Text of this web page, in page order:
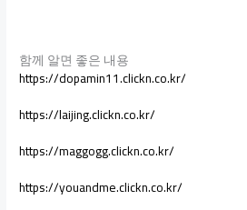
함께 알면 좋은 내용
https://dopamin11.clickn.co.kr/
https://laijing.clickn.co.kr/
https://maggogg.clickn.co.kr/
https://youandme.clickn.co.kr/